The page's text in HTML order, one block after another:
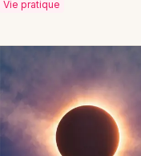
Vie pratique